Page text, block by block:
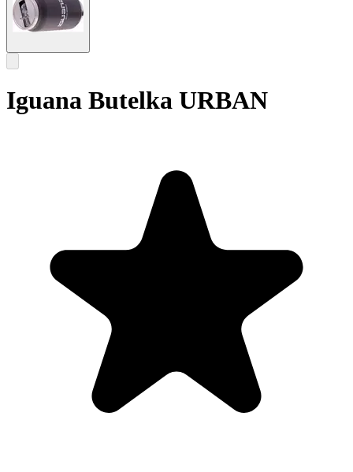
Iguana Butelka URBAN